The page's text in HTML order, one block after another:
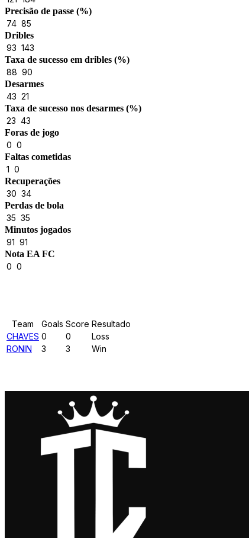
Precisão de passe (%)
74 85
Dribles
93 143
Taxa de sucesso em dribles (%)
88 90
Desarmes
43 21
Taxa de sucesso nos desarmes (%)
23 43
Foras de jogo
0 0
Faltas cometidas
1 0
Recuperações
30 34
Perdas de bola
35 35
Minutos jogados
91 91
Nota EA FC
0 0
Team Goals Score Resultado
CHAVES 0 0
Loss
RONIN
3 3 Win